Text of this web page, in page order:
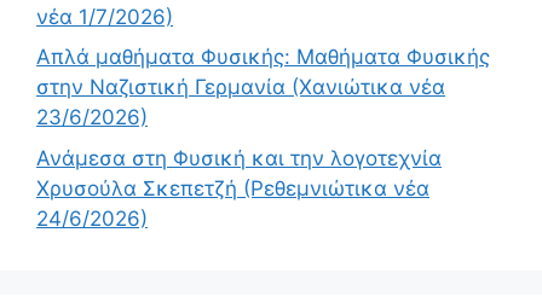
νέα 1/7/2026)
Απλά μαθήματα Φυσικής: Μαθήματα Φυσικής
στην Ναζιστική Γερμανία (Χανιώτικα νέα
23/6/2026)
Ανάμεσα στη Φυσική και την λογοτεχνία
Χρυσούλα Σκεπετζή (Ρεθεμνιώτικα νέα
24/6/2026)